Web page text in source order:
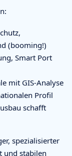
(booming!)
Smart Port
mit GIS-Analyse
Profil
schafft
spezialisierter
und stabilen